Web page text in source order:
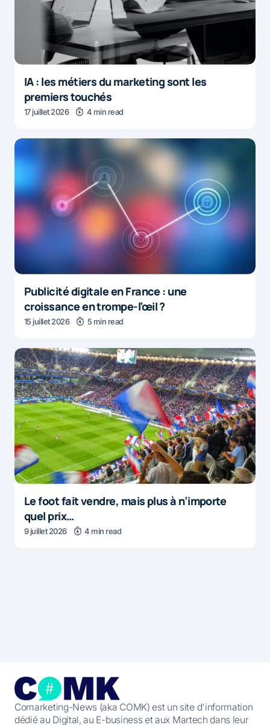
IA : les métiers du marketing sont les
premiers touchés
17 juillet 2026 4 min read
Publicité digitale en France : une
croissance en trompe-l’œil ?
15 juillet 2026 5 min read
Le foot fait vendre, mais plus à n’importe
quel prix…
9 juillet 2026 4 min read
Comarketing-News (aka COMK) est un site d'information
dédié au Digital, au E-business et aux Martech dans leur